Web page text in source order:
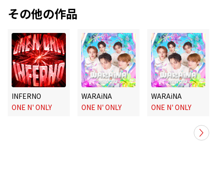
その他の作品
INFERNO
ONE N' ONLY
WARAiNA
ONE N' ONLY
WARAiNA
ONE N' ONLY